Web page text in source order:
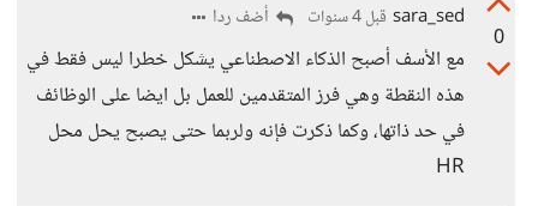
0
sara_sed قبل 4 سنوات أضف ردا
مع الأسف أصبح الذكاء الاصطناعي يشكل خطرا ليس فقط في
هذه النقطة وهي فرز المتقدمين للعمل بل ايضا على الوظائف
في حد ذاتها، وكما ذكرت فإنه ولربما حتى يصبح يحل محل
HR